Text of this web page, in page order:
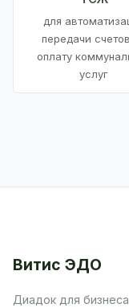
для
передачи
оплату
услуг
Витис ЭДО
Диадок для